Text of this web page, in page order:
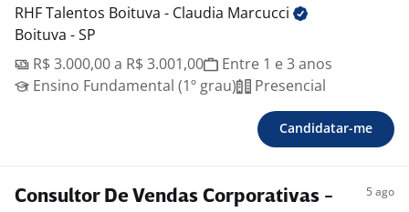
RHF Talentos Boituva - Claudia Marcucci
Boituva - SP
R$ 3.000,00 a R$ 3.001,00
Entre 1 e 3 anos
Ensino Fundamental (1º grau)
Presencial
Candidatar-me
Consultor De Vendas Corporativas -
5 ago